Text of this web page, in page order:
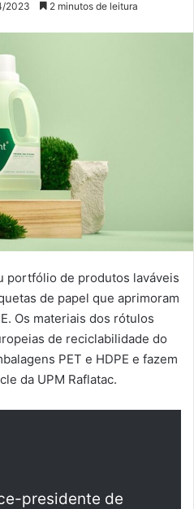
2023 2 minutos de leitura
portfólio de produtos laváveis
de papel que aprimoram
Os materiais dos rótulos
de reciclabilidade do
PET e HDPE e fazem
da UPM Raflatac.
presidente de